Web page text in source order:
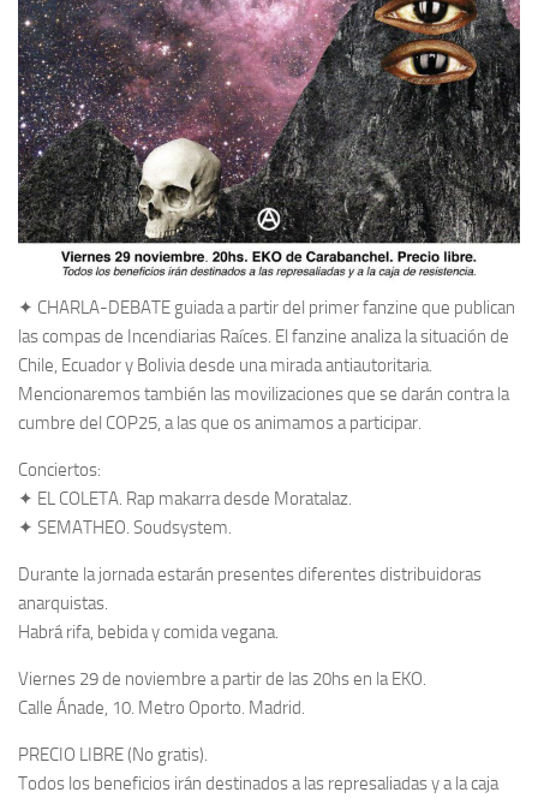
✦ CHARLA-DEBATE guiada a partir del primer fanzine que publican
las compas de Incendiarias Raíces. El fanzine analiza la situación de
Chile, Ecuador y Bolivia desde una mirada antiautoritaria.
Mencionaremos también las movilizaciones que se darán contra la
cumbre del COP25, a las que os animamos a participar.
Conciertos:
✦ EL COLETA. Rap makarra desde Moratalaz.
✦ SEMATHEO. Soudsystem.
Durante la jornada estarán presentes diferentes distribuidoras
anarquistas.
Habrá rifa, bebida y comida vegana.
Viernes 29 de noviembre a partir de las 20hs en la EKO.
Calle Ánade, 10. Metro Oporto. Madrid.
PRECIO LIBRE (No gratis).
Todos los beneficios irán destinados a las represaliadas y a la caja